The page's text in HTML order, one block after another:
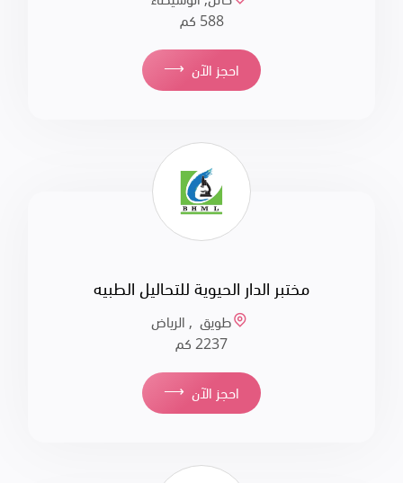
588 كم
⟶ احجز الآن
مختبر الدار الحيوية للتحاليل الطبيه
طويق , الرياض
2237 كم
⟶ احجز الآن